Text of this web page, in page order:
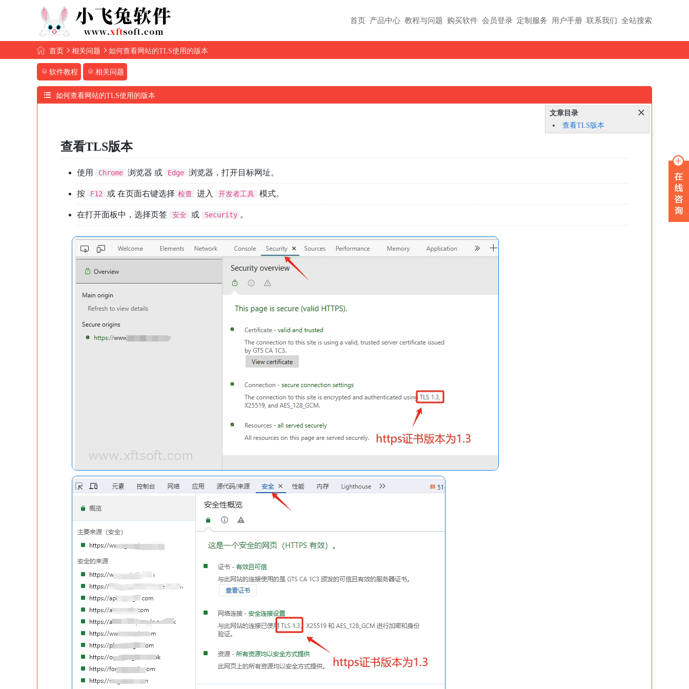
首页 产品中心 教程与问题 购买软件 会员登录 定制服务 用户手册 联系我们 全站搜索
首页 相关问题 如何查看网站的TLS使用的版本
软件教程 相关问题
如何查看网站的TLS使用的版本
文章目录
查看TLS版本
查看TLS版本
使用 Chrome 浏览器 或 Edge 浏览器，打开目标网址。
按 F12 或 在页面右键选择 检查 进入 开发者工具 模式。
在打开面板中，选择页签 安全 或 Security 。